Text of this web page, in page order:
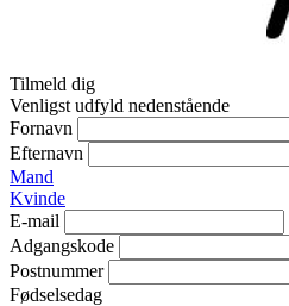
Tilmeld dig
Venligst udfyld nedenstående
Fornavn
Efternavn
Mand
Kvinde
E-mail
Adgangskode
Postnummer
Fødselsedag